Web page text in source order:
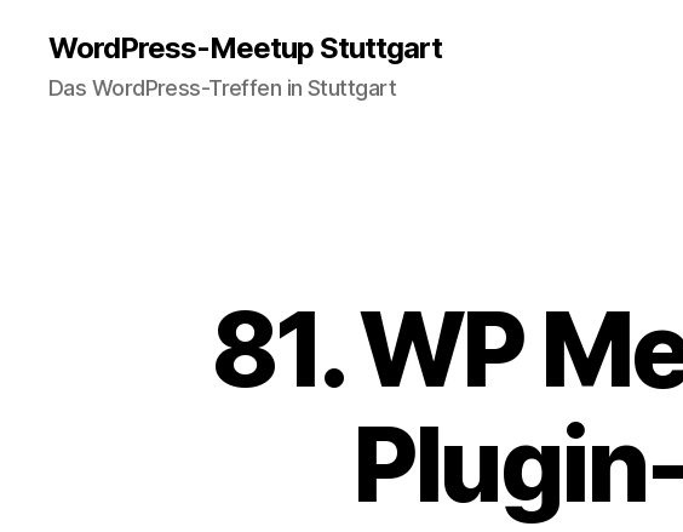
WordPress-Meetup Stuttgart
Das WordPress-Treffen in Stuttgart
81. WP